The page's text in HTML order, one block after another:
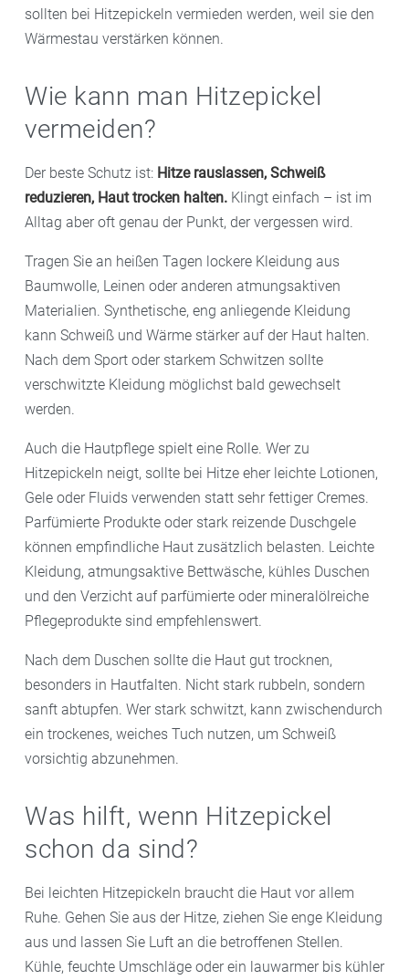
sollten bei Hitzepickeln vermieden werden, weil sie den
Wärmestau verstärken können.
Wie kann man Hitzepickel
vermeiden?
Der beste Schutz ist: Hitze rauslassen, Schweiß
reduzieren, Haut trocken halten. Klingt einfach – ist im
Alltag aber oft genau der Punkt, der vergessen wird.
Tragen Sie an heißen Tagen lockere Kleidung aus
Baumwolle, Leinen oder anderen atmungsaktiven
Materialien. Synthetische, eng anliegende Kleidung
kann Schweiß und Wärme stärker auf der Haut halten.
Nach dem Sport oder starkem Schwitzen sollte
verschwitzte Kleidung möglichst bald gewechselt
werden.
Auch die Hautpflege spielt eine Rolle. Wer zu
Hitzepickeln neigt, sollte bei Hitze eher leichte Lotionen,
Gele oder Fluids verwenden statt sehr fettiger Cremes.
Parfümierte Produkte oder stark reizende Duschgele
können empfindliche Haut zusätzlich belasten. Leichte
Kleidung, atmungsaktive Bettwäsche, kühles Duschen
und den Verzicht auf parfümierte oder mineralölreiche
Pflegeprodukte sind empfehlenswert.
Nach dem Duschen sollte die Haut gut trocknen,
besonders in Hautfalten. Nicht stark rubbeln, sondern
sanft abtupfen. Wer stark schwitzt, kann zwischendurch
ein trockenes, weiches Tuch nutzen, um Schweiß
vorsichtig abzunehmen.
Was hilft, wenn Hitzepickel
schon da sind?
Bei leichten Hitzepickeln braucht die Haut vor allem
Ruhe. Gehen Sie aus der Hitze, ziehen Sie enge Kleidung
aus und lassen Sie Luft an die betroffenen Stellen.
Kühle, feuchte Umschläge oder ein lauwarmer bis kühler